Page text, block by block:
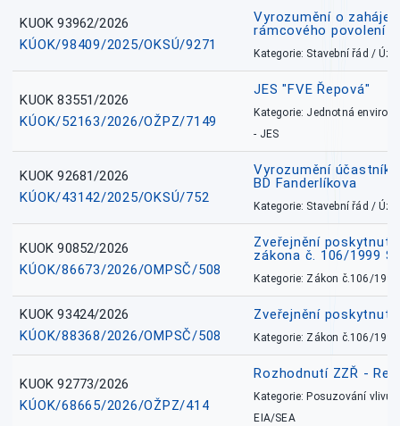
KUOK 93962/2026
KÚOK/98409/2025/OKSÚ/9271
Vyrozumění o
rámcového povolení
Kategorie: Stavební řád /
KUOK 83551/2026
KÚOK/52163/2026/OŽPZ/7149
JES "FVE Řepová"
Kategorie: Jednotná
- JES
KUOK 92681/2026
KÚOK/43142/2025/OKSÚ/752
Vyrozumění
BD Fanderlíkova
Kategorie: Stavební řád /
KUOK 90852/2026
KÚOK/86673/2026/OMPSČ/508
Zveřejnění
zákona č. 106/1999
Kategorie: Zákon č.106/1999
KUOK 93424/2026
KÚOK/88368/2026/OMPSČ/508
Zveřejnění
Kategorie: Zákon č.106/1999
KUOK 92773/2026
KÚOK/68665/2026/OŽPZ/414
Rozhodnutí ZZŘ -
Kategorie: Posuzování vlivů
EIA/SEA